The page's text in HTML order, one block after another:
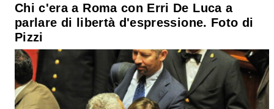
Chi c'era a Roma con Erri De Luca a
parlare di libertà d'espressione. Foto di
Pizzi